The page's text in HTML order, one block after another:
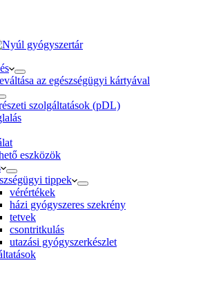
az egészségügyi kártyával
szolgáltatások (pDL)
eszközök
tippek
vérértékek
házi gyógyszeres szekrény
tetvek
csontritkulás
utazási gyógyszerkészlet